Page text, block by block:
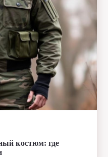
костюм: где